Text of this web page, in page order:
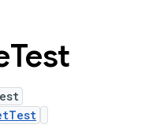
Test